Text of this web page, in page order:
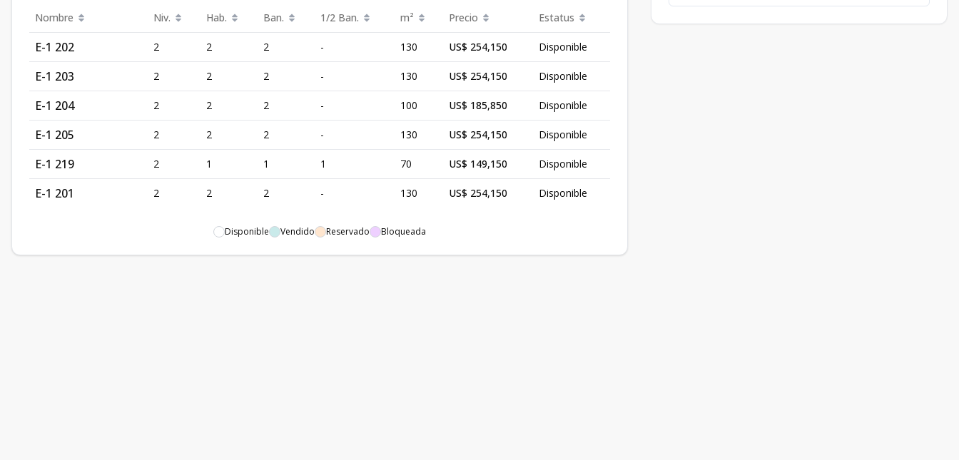
Nombre Niv. Hab. Ban. 1/2 Ban. m² Precio Estatus
E-1 202 2 2 2 - 130 US$ 254,150 Disponible
E-1 203 2 2 2 - 130 US$ 254,150 Disponible
E-1 204 2 2 2 - 100 US$ 185,850 Disponible
E-1 205 2 2 2 - 130 US$ 254,150 Disponible
E-1 219 2 1 1 1 70 US$ 149,150 Disponible
E-1 201 2 2 2 - 130 US$ 254,150 Disponible
Disponible Vendido Reservado Bloqueada